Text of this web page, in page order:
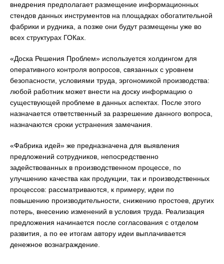
внедрения предполагает размещение информационных
стендов данных инструментов на площадках обогатительной
фабрики и рудника, а позже они будут размещены уже во
всех структурах ГОКах.
«Доска Решения Проблем» используется холдингом для
оперативного контроля вопросов, связанных с уровнем
безопасности, условиями труда, эргономикой производства:
любой работник может внести на доску информацию о
существующей проблеме в данных аспектах. После этого
назначается ответственный за разрешение данного вопроса,
назначаются сроки устранения замечания.
«Фабрика идей» же предназначена для выявления
предложений сотрудников, непосредственно
задействованных в производственном процессе, по
улучшению качества как продукции, так и производственных
процессов: рассматриваются, к примеру, идеи по
повышению производительности, снижению простоев, других
потерь, внесению изменений в условия труда. Реализация
предложения начинается после согласования с отделом
развития, а по ее итогам автору идеи выплачивается
денежное вознаграждение.